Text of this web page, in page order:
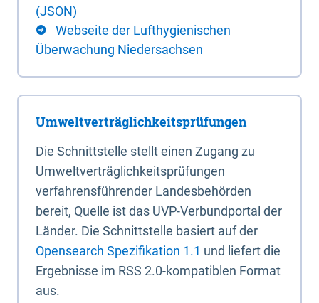
(JSON)
Webseite der Lufthygienischen
Überwachung Niedersachsen
Umweltverträglichkeitsprüfungen
Die Schnittstelle stellt einen Zugang zu
Umweltverträglichkeitsprüfungen
verfahrensführender Landesbehörden
bereit, Quelle ist das UVP-Verbundportal der
Länder. Die Schnittstelle basiert auf der
Opensearch Spezifikation 1.1 und liefert die
Ergebnisse im RSS 2.0-kompatiblen Format
aus.